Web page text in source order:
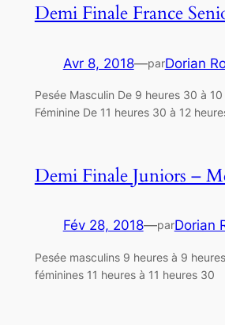
Demi Finale France
Avr 8, 2018—parDorian
Pesée Masculin De 9 heures 30 à
Féminine De 11 heures 30 à 12
Demi Finale Juniors –
Fév 28, 2018—parDorian
Pesée masculins 9 heures à 9
féminines 11 heures à 11 heures 30